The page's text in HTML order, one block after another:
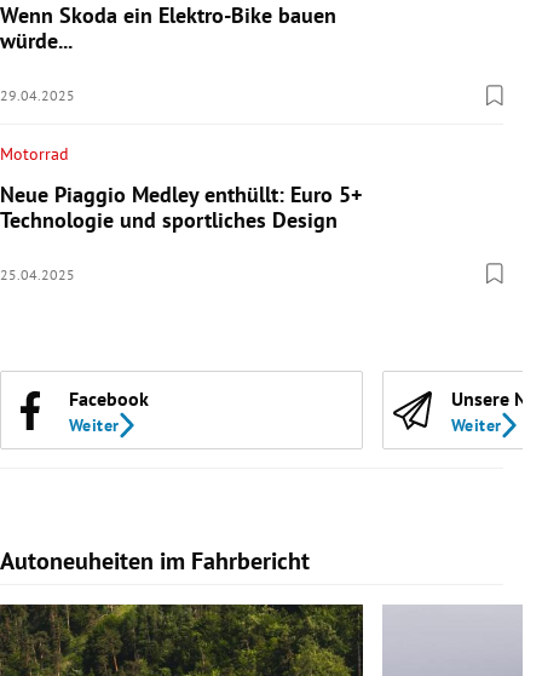
Wenn Skoda ein Elektro-Bike bauen
würde...
29.04.2025
Motorrad
Neue Piaggio Medley enthüllt: Euro 5+
Technologie und sportliches Design
25.04.2025
Facebook
Weiter
Unsere
Weiter
Autoneuheiten im Fahrbericht
Slide 1 von 7